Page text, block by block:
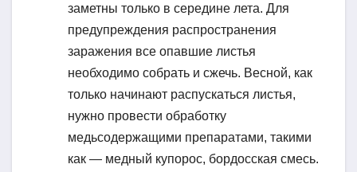
заметны только в середине лета. Для
предупреждения распространения
заражения все опавшие листья
необходимо собрать и сжечь. Весной, как
только начинают распускаться листья,
нужно провести обработку
медьсодержащими препаратами, такими
как — медный купорос, бордосская смесь.